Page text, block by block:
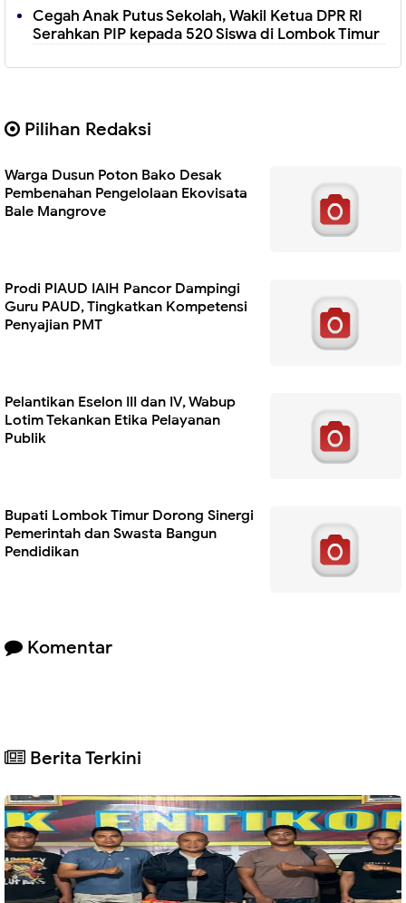
Cegah Anak Putus Sekolah, Wakil Ketua DPR RI
Serahkan PIP kepada 520 Siswa di Lombok Timur
Pilihan Redaksi
Warga Dusun Poton Bako Desak
Pembenahan Pengelolaan Ekovisata
Bale Mangrove
Prodi PIAUD IAIH Pancor Dampingi
Guru PAUD, Tingkatkan Kompetensi
Penyajian PMT
Pelantikan Eselon III dan IV, Wabup
Lotim Tekankan Etika Pelayanan
Publik
Bupati Lombok Timur Dorong Sinergi
Pemerintah dan Swasta Bangun
Pendidikan
Komentar
Berita Terkini